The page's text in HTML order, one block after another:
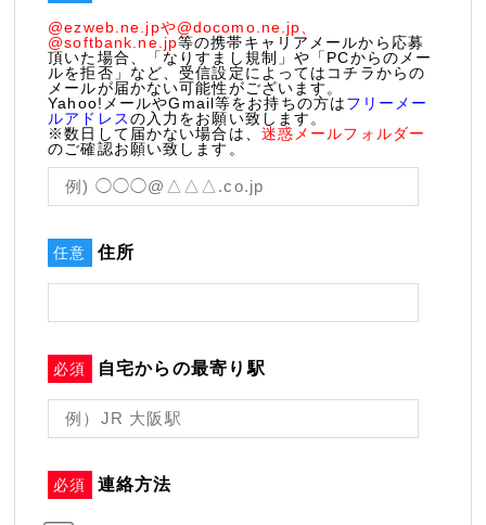
@ezweb.ne.jpや@docomo.ne.jp、
@softbank.ne.jp等の携帯キャリアメールから応募
頂いた場合、「なりすまし規制」や「PCからのメー
ルを拒否」など、受信設定によってはコチラからの
メールが届かない可能性がございます。
Yahoo!メールやGmail等をお持ちの方はフリーメー
ルアドレスの入力をお願い致します。
※数日して届かない場合は、 迷惑メールフォルダー
のご確認お願い致します。
任意 住所
必須 自宅からの最寄り駅
必須 連絡方法